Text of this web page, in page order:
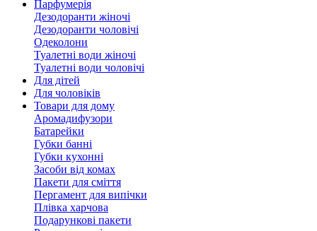
Парфумерія
Дезодоранти жіночі
Дезодоранти чоловічі
Одеколони
Туалетні води жіночі
Туалетні води чоловічі
Для дітей
Для чоловіків
Товари для дому
Аромадифузори
Батарейки
Губки банні
Губки кухонні
Засоби від комах
Пакети для сміття
Пергамент для випічки
Плівка харчова
Подарункові пакети